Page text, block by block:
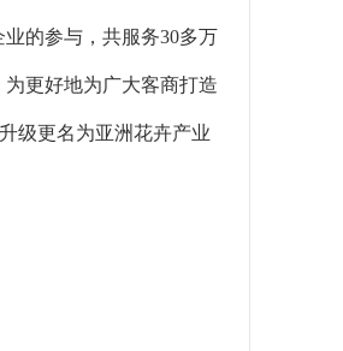
的参与，共服务30多万
更好地为广大客商打造
级更名为亚洲花卉产业